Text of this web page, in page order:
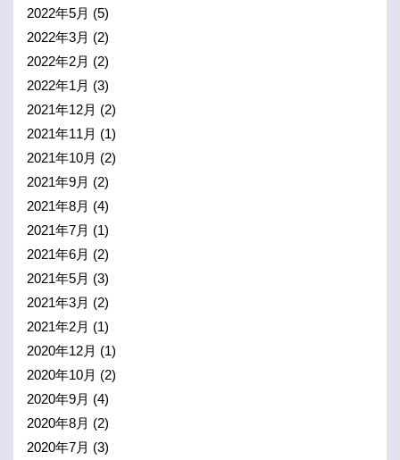
2022年5月 (5)
2022年3月 (2)
2022年2月 (2)
2022年1月 (3)
2021年12月 (2)
2021年11月 (1)
2021年10月 (2)
2021年9月 (2)
2021年8月 (4)
2021年7月 (1)
2021年6月 (2)
2021年5月 (3)
2021年3月 (2)
2021年2月 (1)
2020年12月 (1)
2020年10月 (2)
2020年9月 (4)
2020年8月 (2)
2020年7月 (3)